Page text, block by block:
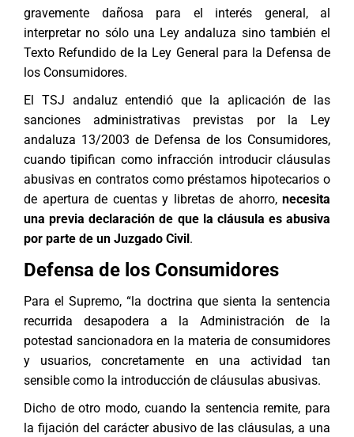
gravemente dañosa para el interés general, al
interpretar no sólo una Ley andaluza sino también el
Texto Refundido de la Ley General para la Defensa de
los Consumidores.
El TSJ andaluz entendió que la aplicación de las
sanciones administrativas previstas por la Ley
andaluza 13/2003 de Defensa de los Consumidores,
cuando tipifican como infracción introducir cláusulas
abusivas en contratos como préstamos hipotecarios o
de apertura de cuentas y libretas de ahorro, necesita
una previa declaración de que la cláusula es abusiva
por parte de un Juzgado Civil.
Defensa de los Consumidores
Para el Supremo, “la doctrina que sienta la sentencia
recurrida desapodera a la Administración de la
potestad sancionadora en la materia de consumidores
y usuarios, concretamente en una actividad tan
sensible como la introducción de cláusulas abusivas.
Dicho de otro modo, cuando la sentencia remite, para
la fijación del carácter abusivo de las cláusulas, a una